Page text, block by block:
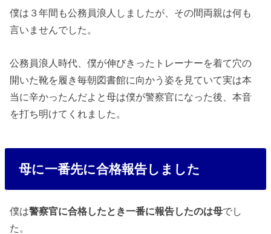
僕は３年間も公務員浪人しましたが、その間両親は何も
言いませんでした。
公務員浪人時代、僕が伸びきったトレーナーを着て穴の
開いた靴を履き毎朝図書館に向かう姿を見ていて実は本
当に辛かったんだよと母は僕が警察官になった後、本音
を打ち明けてくれました。
母に一番先に合格報告しました
僕は警察官に合格したとき一番に報告したのは母でし
た。